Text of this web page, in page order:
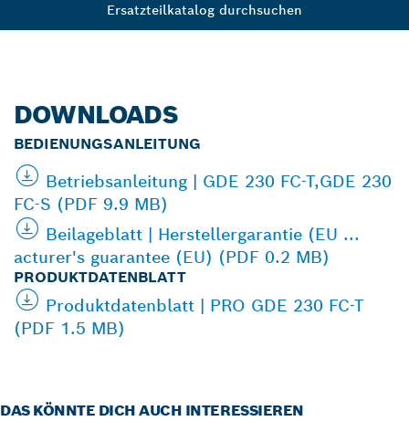
Ersatzteilkatalog durchsuchen
DOWNLOADS
BEDIENUNGSANLEITUNG
Betriebsanleitung | GDE 230 FC-T,GDE 230
FC-S (PDF 9.9 MB)
Beilageblatt | Herstellergarantie (EU ...
acturer's guarantee (EU) (PDF 0.2 MB)
PRODUKTDATENBLATT
Produktdatenblatt | PRO GDE 230 FC-T
(PDF 1.5 MB)
DAS KÖNNTE DICH AUCH INTERESSIEREN